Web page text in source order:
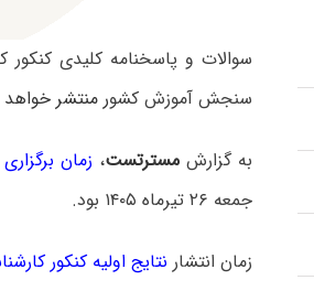
سنجش آموزش کشور منتشر
به گزارش مسترتست، زمان
جمعه ۲۶ تیرماه ۱۴۰۵ بود.
زمان انتشار نتایج اولیه کنکور